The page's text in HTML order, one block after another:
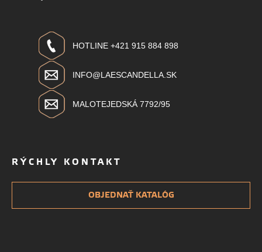
HOTLINE +421 915 884 898
INFO@LAESCANDELLA.SK
MALOTEJEDSKÁ 7792/95
RÝCHLY KONTAKT
OBJEDNAŤ KATALÓG